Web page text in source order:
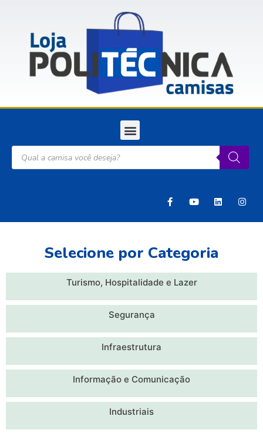
Selecione por Categoria
Turismo, Hospitalidade e Lazer
Segurança
Infraestrutura
Informação e Comunicação
Industriais